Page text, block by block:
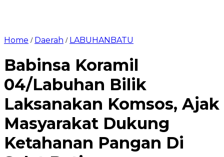
Home / Daerah / LABUHANBATU
Babinsa Koramil
04/Labuhan Bilik
Laksanakan Komsos, Ajak
Masyarakat Dukung
Ketahanan Pangan Di